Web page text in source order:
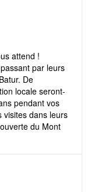
attend !
par leurs
De
locale seront-
pendant vos
visites dans leurs
du Mont